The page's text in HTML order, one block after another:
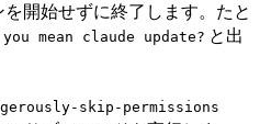
開始せずに終了します。たと
mean claude update? と出
skip-permissions